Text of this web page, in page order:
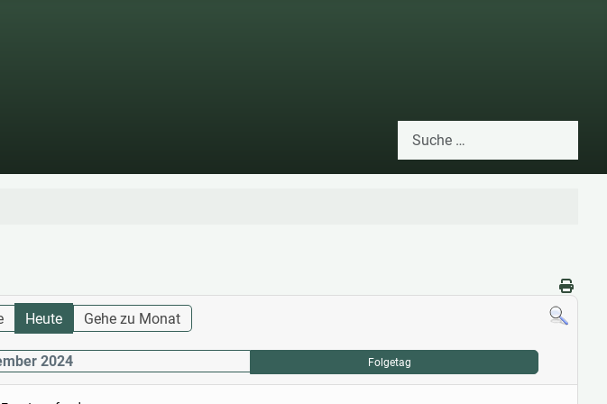
Suchen
Heute Gehe zu Monat
2024 Folgetag